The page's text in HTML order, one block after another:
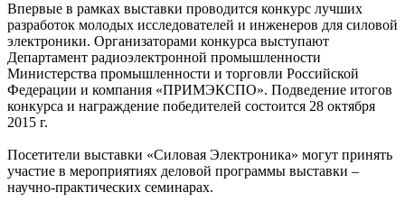
Впервые в рамках выставки проводится конкурс лучших
разработок молодых исследователей и инженеров для силовой
электроники. Организаторами конкурса выступают
Департамент радиоэлектронной промышленности
Министерства промышленности и торговли Российской
Федерации и компания «ПРИМЭКСПО». Подведение итогов
конкурса и награждение победителей состоится 28 октября
2015 г.
Посетители выставки «Силовая Электроника» могут принять
участие в мероприятиях деловой программы выставки –
научно-практических семинарах.